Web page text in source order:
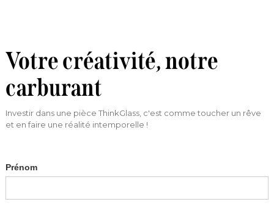
Votre créativité, notre
carburant
Investir dans une pièce ThinkGlass, c'est comme toucher un rêve
et en faire une réalité intemporelle !
Prénom